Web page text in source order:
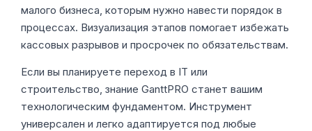
малого бизнеса, которым нужно навести порядок в
процессах. Визуализация этапов помогает избежать
кассовых разрывов и просрочек по обязательствам.
Если вы планируете переход в IT или
строительство, знание GanttPRO станет вашим
технологическим фундаментом. Инструмент
универсален и легко адаптируется под любые